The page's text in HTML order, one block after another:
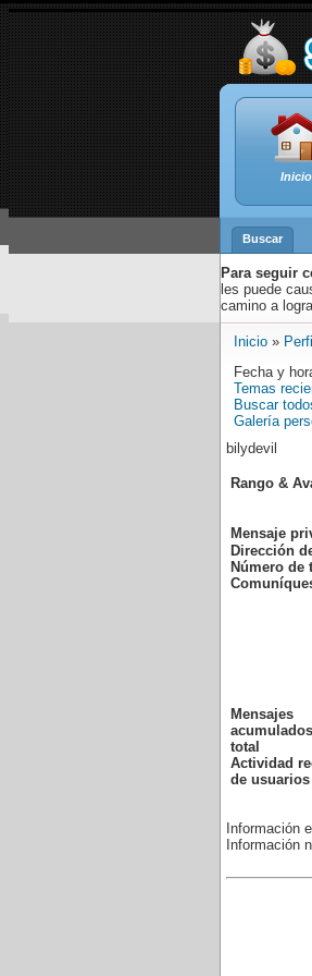
Inicio
Buscar
Para seguir
les puede
camino a
Inicio » Perfil
Fecha y
Temas
Buscar
Galería
bilydevil
Rango &
Mensaje
Dirección
Número de
Mensajes
total
Actividad
de usuarios
Información
Información